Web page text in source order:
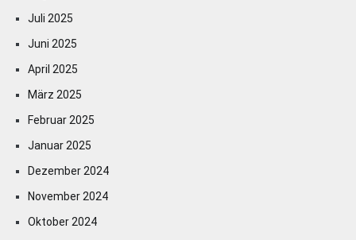
Juli 2025
Juni 2025
April 2025
März 2025
Februar 2025
Januar 2025
Dezember 2024
November 2024
Oktober 2024